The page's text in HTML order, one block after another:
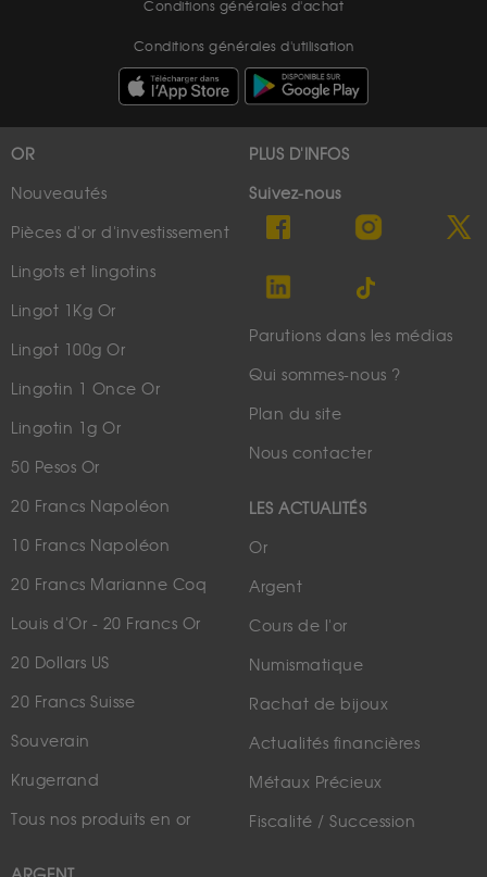
Conditions générales d'achat
Conditions générales d'utilisation
OR
Nouveautés
Pièces d'or d'investissement
Lingots et lingotins
Lingot 1Kg Or
Lingot 100g Or
Lingotin 1 Once Or
Lingotin 1g Or
50 Pesos Or
20 Francs Napoléon
10 Francs Napoléon
20 Francs Marianne Coq
Louis d'Or - 20 Francs Or
20 Dollars US
20 Francs Suisse
Souverain
Krugerrand
Tous nos produits en or
PLUS D'INFOS
Suivez-nous
Parutions dans les médias
Qui sommes-nous ?
Plan du site
Nous contacter
LES ACTUALITÉS
Or
Argent
Cours de l'or
Numismatique
Rachat de bijoux
Actualités financières
Métaux Précieux
Fiscalité / Succession